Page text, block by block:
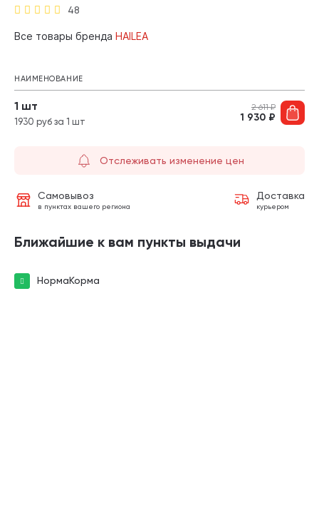
48
Все товары бренда HAILEA
НАИМЕНОВАНИЕ
1 шт
1930 руб за 1 шт
2 611₽
1 930 ₽
Отслеживать изменение цен
Самовывоз
в пунктах вашего региона
Доставка
курьером
Ближайшие к вам пункты выдачи
НормаКорма